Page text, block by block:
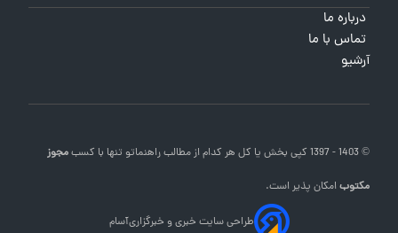
درباره ما
تماس با ما
آرشیو
© 1403 - 1397 کپی بخش یا کل هر کدام از مطالب راهنماتو تنها با کسبمجوز
مکتوبامکان پذیر است.
طراحی سایت خبری و خبرگزاریآسام